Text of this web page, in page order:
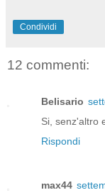
Condividi
12 commenti:
Belisario
Si, senz'altro
Rispondi
max44